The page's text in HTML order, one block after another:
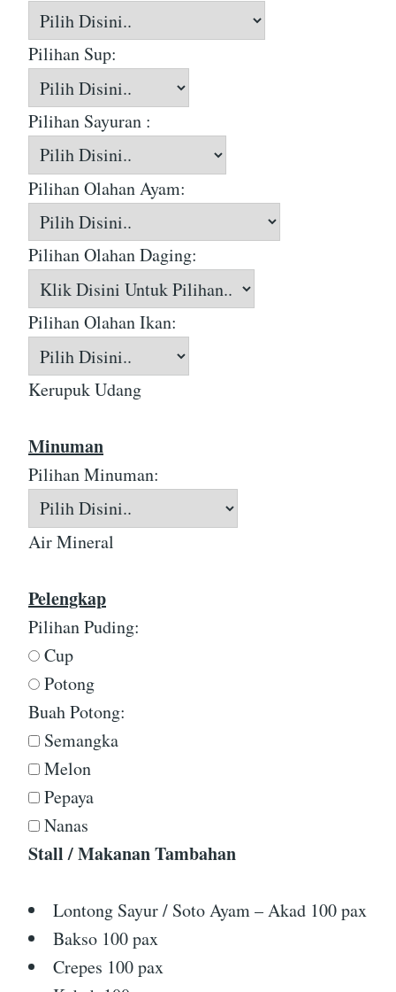
Pilihan Sup:
Pilihan Sayuran :
Pilihan Olahan Ayam:
Pilihan Olahan Daging:
Pilihan Olahan Ikan:
Kerupuk Udang
Minuman
Pilihan Minuman:
Air Mineral
Pelengkap
Pilihan Puding:
Cup
Potong
Buah Potong:
Semangka
Melon
Pepaya
Nanas
Stall / Makanan Tambahan
Lontong Sayur / Soto Ayam – Akad 100 pax
Bakso 100 pax
Crepes 100 pax